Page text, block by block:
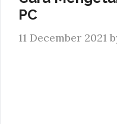
PC
11 December 2021